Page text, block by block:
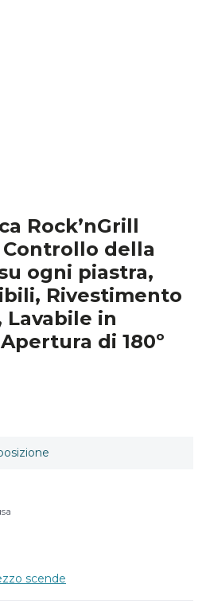
Rock’nGrill
Controllo della
ogni piastra,
Rivestimento
in
di 180º
scende